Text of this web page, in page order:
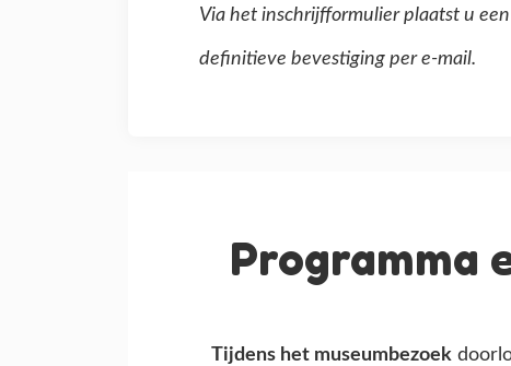
Via het inschrijfformulier plaatst u
definitieve bevestiging per e-mail.
Programma
Tijdens het museumbezoek